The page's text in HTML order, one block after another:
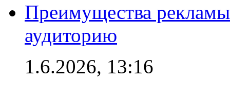
Преимущества
аудиторию
1.6.2026, 13:16